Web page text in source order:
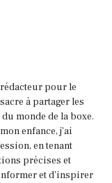
pour le
à partager les
monde de la boxe.
enfance, j'ai
en tenant
précises et
et d'inspirer